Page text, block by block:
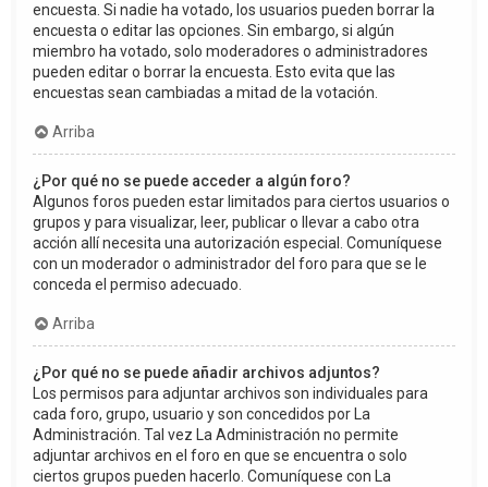
encuesta. Si nadie ha votado, los usuarios pueden borrar la
encuesta o editar las opciones. Sin embargo, si algún
miembro ha votado, solo moderadores o administradores
pueden editar o borrar la encuesta. Esto evita que las
encuestas sean cambiadas a mitad de la votación.
Arriba
¿Por qué no se puede acceder a algún foro?
Algunos foros pueden estar limitados para ciertos usuarios o
grupos y para visualizar, leer, publicar o llevar a cabo otra
acción allí necesita una autorización especial. Comuníquese
con un moderador o administrador del foro para que se le
conceda el permiso adecuado.
Arriba
¿Por qué no se puede añadir archivos adjuntos?
Los permisos para adjuntar archivos son individuales para
cada foro, grupo, usuario y son concedidos por La
Administración. Tal vez La Administración no permite
adjuntar archivos en el foro en que se encuentra o solo
ciertos grupos pueden hacerlo. Comuníquese con La